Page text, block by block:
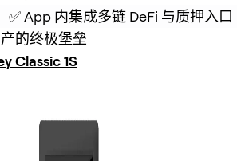
✅ App 内集成多链 DeFi 与质押入口
的终极堡垒
Classic 1S